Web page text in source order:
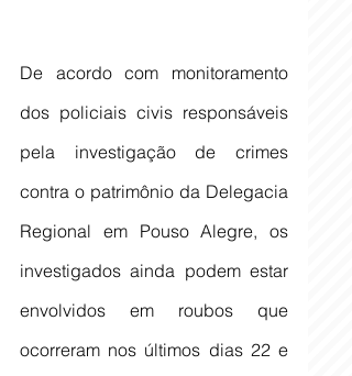
De acordo com monitoramento
dos policiais civis responsáveis
pela investigação de crimes
contra o patrimônio da Delegacia
Regional em Pouso Alegre, os
investigados ainda podem estar
envolvidos em roubos que
ocorreram nos últimos dias 22 e